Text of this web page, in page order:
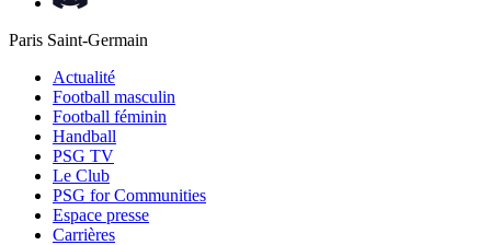
Paris Saint-Germain
Actualité
Football masculin
Football féminin
Handball
PSG TV
Le Club
PSG for Communities
Espace presse
Carrières